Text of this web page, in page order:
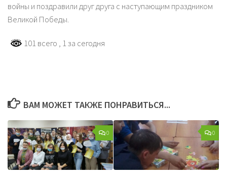
войны и поздравили друг друга с наступающим праздником
Великой Победы.
101 всего , 1 за сегодня
ВАМ МОЖЕТ ТАКЖЕ ПОНРАВИТЬСЯ...
0 0